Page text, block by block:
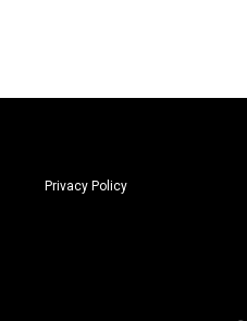
Privacy Policy